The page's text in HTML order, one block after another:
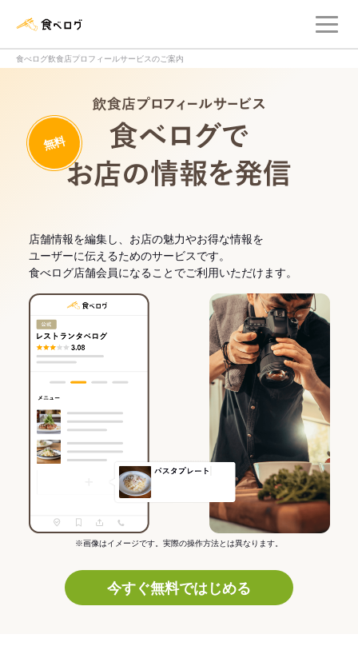
食べログ飲食店プロフィールサービスのご案内
無料
店舗情報を編集し、お店の魅力やお得な情報を
ユーザーに伝えるためのサービスです。
食べログ店舗会員になることでご利用いただけます。
※画像はイメージです。実際の操作方法とは異なります。
今すぐ無料ではじめる